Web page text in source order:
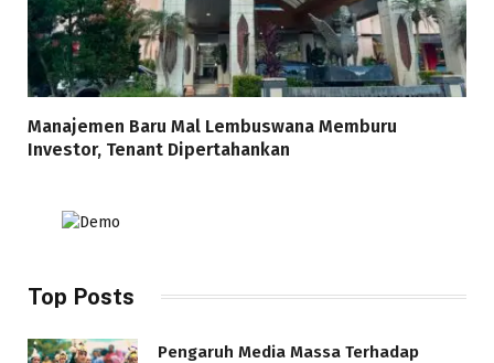
Manajemen Baru Mal Lembuswana Memburu
Investor, Tenant Dipertahankan
Top Posts
Pengaruh Media Massa Terhadap